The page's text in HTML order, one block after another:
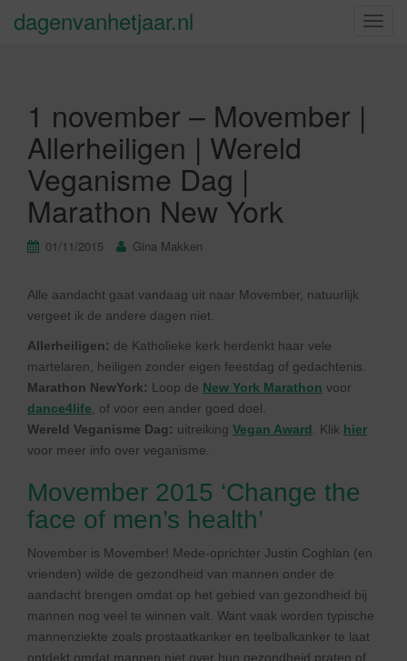
S
dagenvanhetjaar.nl
1 november – Movember |
Allerheiligen | Wereld
Veganisme Dag |
Marathon New York
01/11/2015 Gina Makken
Alle aandacht gaat vandaag uit naar Movember, natuurlijk
vergeet ik de andere dagen niet.
Allerheiligen: de Katholieke kerk herdenkt haar vele
martelaren, heiligen zonder eigen feestdag of gedachtenis.
Marathon NewYork: Loop de New York Marathon voor
dance4life , of voor een ander goed doel.
Wereld Veganisme Dag: uitreiking Vegan Award . Klik hier
voor meer info over veganisme.
Movember 2015 ‘Change the
face of men’s health’
November is Movember! Mede-oprichter Justin Coghlan (en
vrienden) wilde de gezondheid van mannen onder de
aandacht brengen omdat op het gebied van gezondheid bij
mannen nog veel te winnen valt. Want vaak worden typische
mannenziekte zoals prostaatkanker en teelbalkanker te laat
ontdekt omdat mannen niet over hun gezondheid praten of